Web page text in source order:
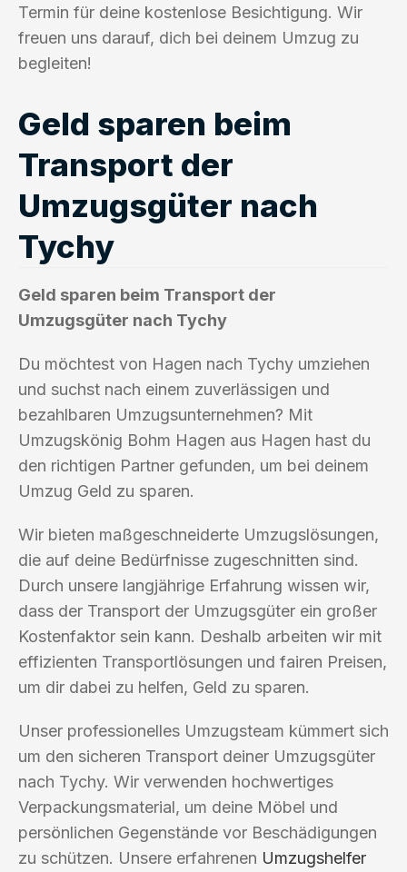
Termin für deine kostenlose Besichtigung. Wir
freuen uns darauf, dich bei deinem Umzug zu
begleiten!
Geld sparen beim
Transport der
Umzugsgüter nach
Tychy
Geld sparen beim Transport der
Umzugsgüter nach Tychy
Du möchtest von Hagen nach Tychy umziehen
und suchst nach einem zuverlässigen und
bezahlbaren Umzugsunternehmen? Mit
Umzugskönig Bohm Hagen aus Hagen hast du
den richtigen Partner gefunden, um bei deinem
Umzug Geld zu sparen.
Wir bieten maßgeschneiderte Umzugslösungen,
die auf deine Bedürfnisse zugeschnitten sind.
Durch unsere langjährige Erfahrung wissen wir,
dass der Transport der Umzugsgüter ein großer
Kostenfaktor sein kann. Deshalb arbeiten wir mit
effizienten Transportlösungen und fairen Preisen,
um dir dabei zu helfen, Geld zu sparen.
Unser professionelles Umzugsteam kümmert sich
um den sicheren Transport deiner Umzugsgüter
nach Tychy. Wir verwenden hochwertiges
Verpackungsmaterial, um deine Möbel und
persönlichen Gegenstände vor Beschädigungen
zu schützen. Unsere erfahrenen Umzugshelfer